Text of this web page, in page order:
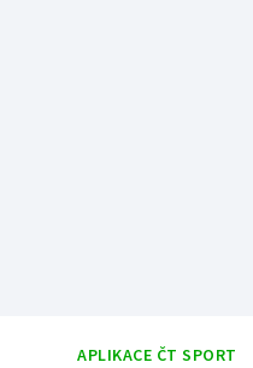
APLIKACE ČT SPORT